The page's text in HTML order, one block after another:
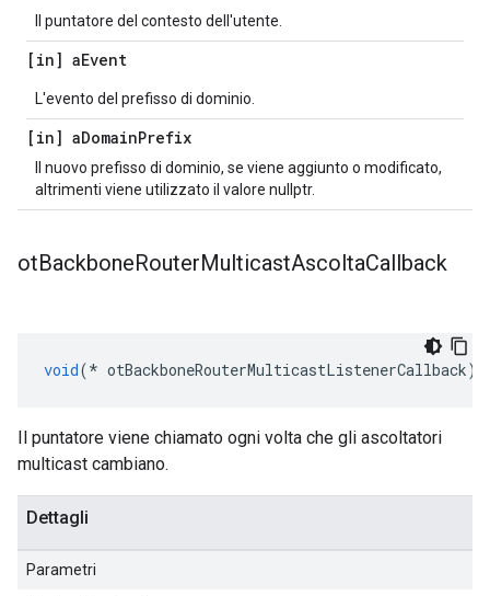
Il puntatore del contesto dell'utente.
[in] aEvent
L'evento del prefisso di dominio.
[in] aDomainPrefix
Il nuovo prefisso di dominio, se viene aggiunto o modificato,
altrimenti viene utilizzato il valore nullptr.
otBackboneRouterMulticastAscoltaCallback
void(* otBackboneRouterMulticastListenerCallback)(
Il puntatore viene chiamato ogni volta che gli ascoltatori
multicast cambiano.
Dettagli
Parametri